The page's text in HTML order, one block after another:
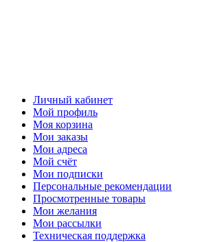
Личный кабинет
Мой профиль
Моя корзина
Мои заказы
Мои адреса
Мой счёт
Мои подписки
Персональные рекомендации
Просмотренные товары
Мои желания
Мои рассылки
Техническая поддержка